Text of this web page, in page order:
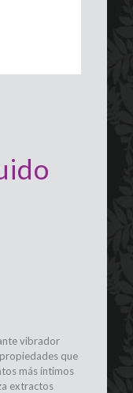
vibrador
que
más íntimos
extractos